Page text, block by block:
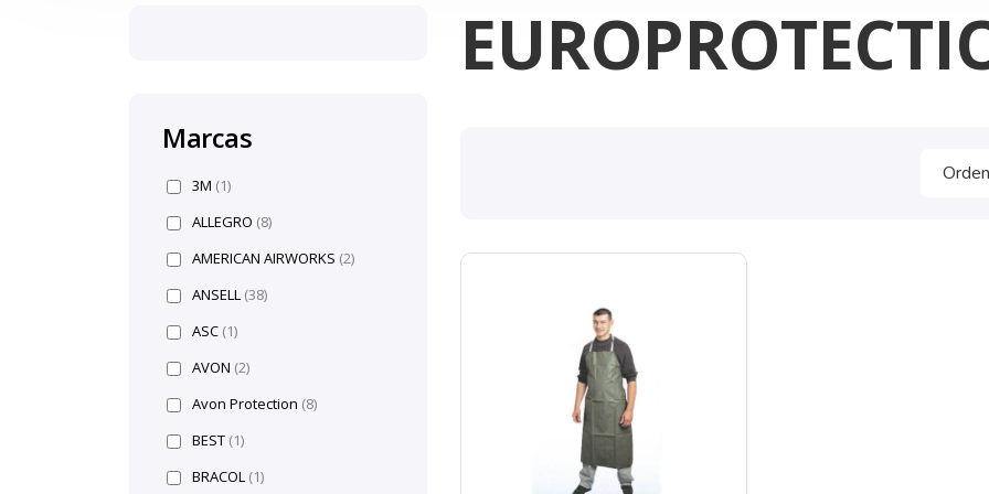
Marcas
3M (1)
ALLEGRO (8)
AMERICAN AIRWORKS (2)
ANSELL (38)
ASC (1)
AVON (2)
Avon Protection (8)
BEST (1)
BRACOL (1)